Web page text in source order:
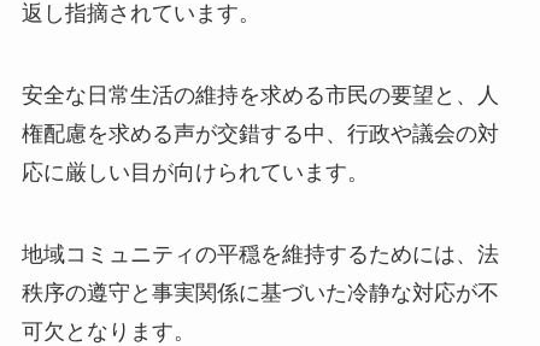
返し指摘されています。
安全な日常生活の維持を求める市民の要望と、人
権配慮を求める声が交錯する中、行政や議会の対
応に厳しい目が向けられています。
地域コミュニティの平穏を維持するためには、法
秩序の遵守と事実関係に基づいた冷静な対応が不
可欠となります。